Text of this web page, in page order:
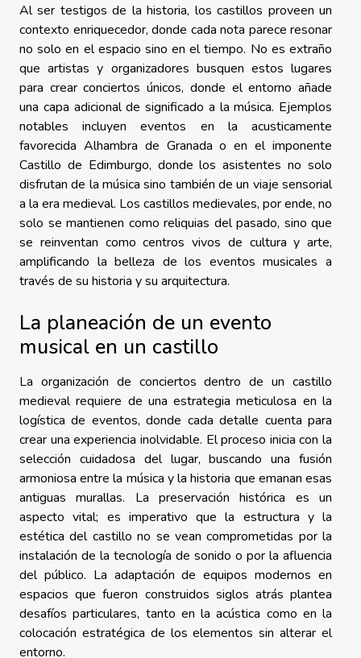
Al ser testigos de la historia, los castillos proveen un
contexto enriquecedor, donde cada nota parece resonar
no solo en el espacio sino en el tiempo. No es extraño
que artistas y organizadores busquen estos lugares
para crear conciertos únicos, donde el entorno añade
una capa adicional de significado a la música. Ejemplos
notables incluyen eventos en la acusticamente
favorecida Alhambra de Granada o en el imponente
Castillo de Edimburgo, donde los asistentes no solo
disfrutan de la música sino también de un viaje sensorial
a la era medieval. Los castillos medievales, por ende, no
solo se mantienen como reliquias del pasado, sino que
se reinventan como centros vivos de cultura y arte,
amplificando la belleza de los eventos musicales a
través de su historia y su arquitectura.
La planeación de un evento
musical en un castillo
La organización de conciertos dentro de un castillo
medieval requiere de una estrategia meticulosa en la
logística de eventos, donde cada detalle cuenta para
crear una experiencia inolvidable. El proceso inicia con la
selección cuidadosa del lugar, buscando una fusión
armoniosa entre la música y la historia que emanan esas
antiguas murallas. La preservación histórica es un
aspecto vital; es imperativo que la estructura y la
estética del castillo no se vean comprometidas por la
instalación de la tecnología de sonido o por la afluencia
del público. La adaptación de equipos modernos en
espacios que fueron construidos siglos atrás plantea
desafíos particulares, tanto en la acústica como en la
colocación estratégica de los elementos sin alterar el
entorno.